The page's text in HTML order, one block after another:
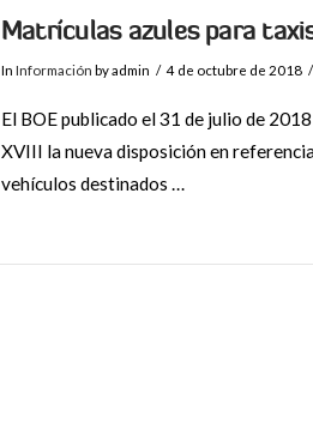
Matrículas azules para
In Información by admin 4 de octubre de 2018
El BOE publicado el 31 de julio de
XVIII la nueva disposición en
vehículos destinados …